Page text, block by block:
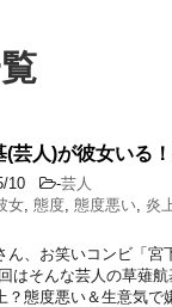
(芸人)が彼女いる
10 -芸人
女 態度 態度悪い 炎
ん、お笑いコンビ「宮
はそんな芸人の草薙
？態度悪い＆生意気で